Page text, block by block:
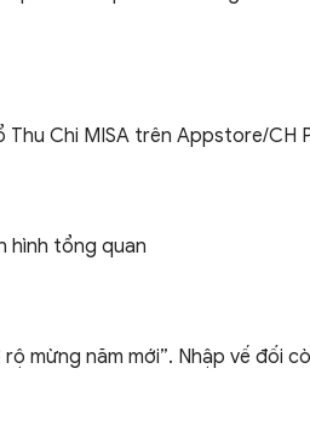
Chi MISA trên Appstore/CH
hình tổng quan
mừng năm mới”. Nhập vế đối